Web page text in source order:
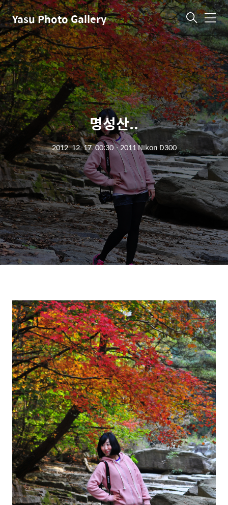
Yasu Photo Gallery 메
뉴
명성산..
2012. 12. 17. 00:30ㆍ2011 Nikon D300